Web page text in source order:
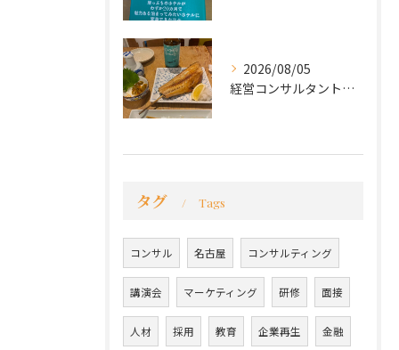
2026/08/05
経営コンサルタントのモーちゃん・毛利京申です。
タグ Tags
コンサル 名古屋 コンサルティング
講演会 マーケティング 研修 面接
人材 採用 教育 企業再生 金融